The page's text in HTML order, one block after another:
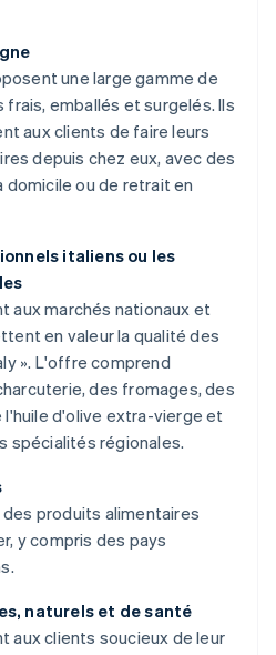
une large gamme de
emballés et surgelés. Ils
aux clients de faire leurs
depuis chez eux, avec des
domicile ou de retrait en
italiens ou les
aux marchés nationaux et
en valeur la qualité des
». L'offre comprend
des fromages, des
l'huile d'olive extra-vierge et
spécialités régionales.
produits alimentaires
y compris des pays
naturels et de santé
aux clients soucieux de leur